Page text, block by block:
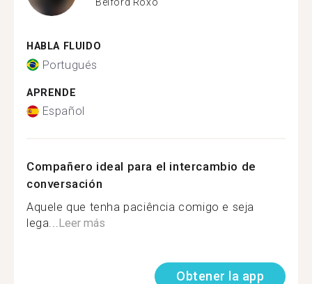
HABLA FLUIDO
Portugués
APRENDE
Español
Compañero ideal para el intercambio de
conversación
Aquele que tenha paciência comigo e seja
lega...Leer más
Obtener la app